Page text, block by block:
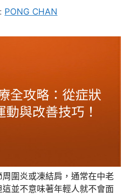
PONG CHAN
圍炎或凍結肩，通常在中老
並不意味著年輕人就不會面